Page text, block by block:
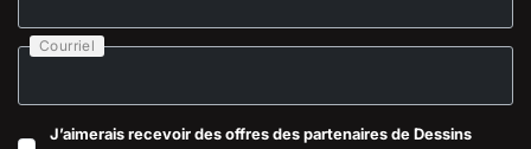
Courriel
J’aimerais recevoir des offres des partenaires de Dessins